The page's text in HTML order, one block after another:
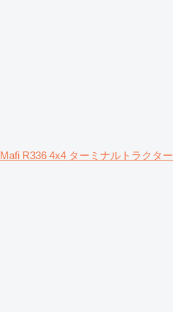
Mafi R336 4x4 ターミナルトラクター